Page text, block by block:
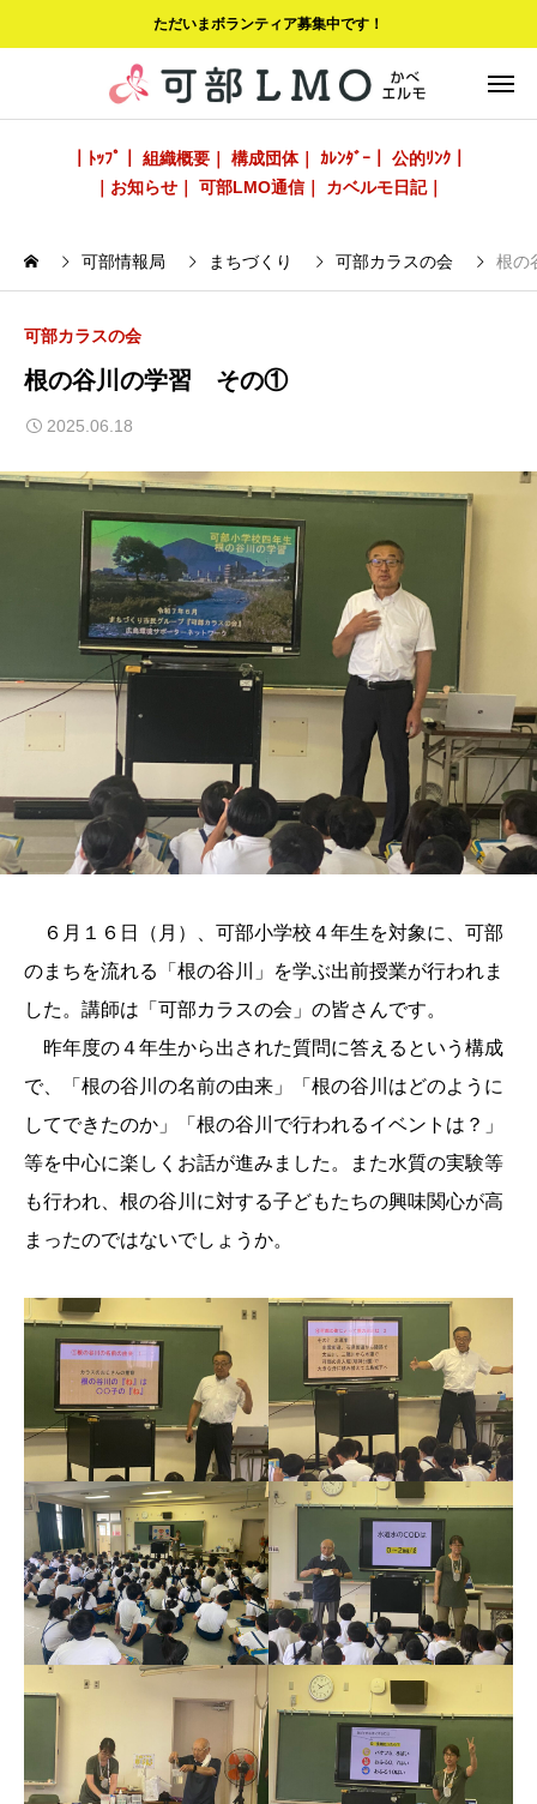
ただいまボランティア募集中です！
｜ﾄｯﾌﾟ｜ 組織概要｜ 構成団体｜ ｶﾚﾝﾀﾞｰ｜
公的ﾘﾝｸ｜
｜お知らせ｜
可部LMO通信｜ カベルモ日記｜
可部情報局 まちづくり 可部カラスの会 根
可部カラスの会
根の谷川の学習 その①
2025.06.18
６月１６日（月）、可部小学校４年生を対象に、可部
のまちを流れる「根の谷川」を学ぶ出前授業が行われま
した。講師は「可部カラスの会」の皆さんです。
昨年度の４年生から出された質問に答えるという構成
で、「根の谷川の名前の由来」「根の谷川はどのように
してできたのか」「根の谷川で行われるイベントは？」
等を中心に楽しくお話が進みました。また水質の実験等
も行われ、根の谷川に対する子どもたちの興味関心が高
まったのではないでしょうか。